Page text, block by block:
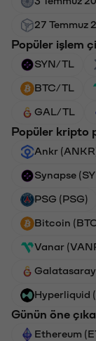
27 Temmuz
Popüler işlem
SYN/TL
BTC/TL
GAL/TL
Popüler kripto
Ankr
Synapse
PSG (PSG)
Bitcoin
Vanar
Hyperliquid
Günün öne
Ethereum